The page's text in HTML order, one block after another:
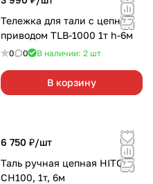
Тележка для тали с цепным
приводом TLB-1000 1т h-6м
0 0 В наличии: 2 шт
В корзину
6 750 ₽/шт
Таль ручная цепная HITCH
CH100, 1т, 6м